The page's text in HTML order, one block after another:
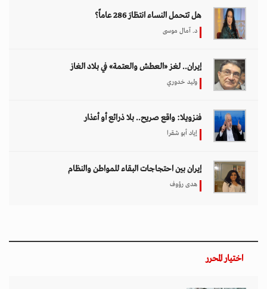
هل تتحمل النساء انتظارَ 286 عاماً؟
د. آمال موسى
إيران.. لغز «العطش والعتمة» في بلاد الغاز
وليد خدوري
فنزويلا: واقع صريح.. بلا ذرائع أو أعذار
إياد أبو شقرا
إيران بين احتجاجات البقاء للمواطن والنظام
هدى رؤوف
اختيار المحرر